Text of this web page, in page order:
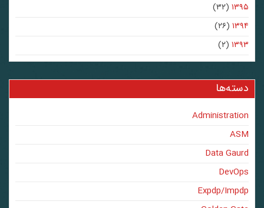
۱۳۹۵(۳۲)
۱۳۹۴(۲۶)
۱۳۹۳(۲)
دسته‌ها
Administration
ASM
Data Gaurd
DevOps
Expdp/Impdp